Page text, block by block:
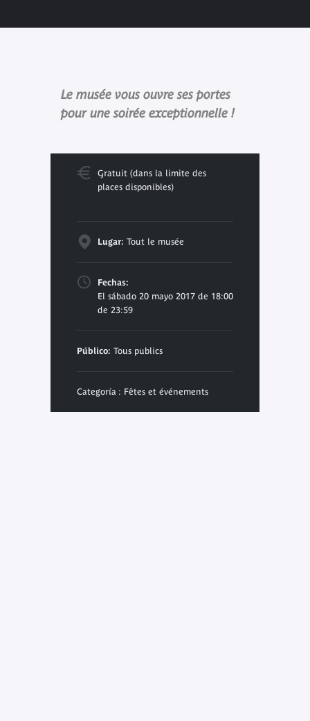
Le musée vous ouvre ses portes
pour une soirée exceptionnelle !
Gratuit (dans la limite des
places disponibles)
Lugar: Tout le musée
Fechas:
El sábado 20 mayo 2017 de 18:00
de 23:59
Público: Tous publics
Categoría : Fêtes et événements